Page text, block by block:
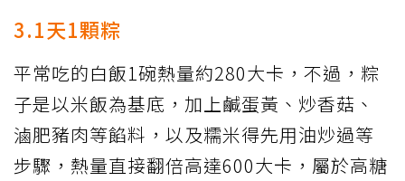
3.1天1顆粽
平常吃的白飯1碗熱量約280大卡，不過，粽
子是以米飯為基底，加上鹹蛋黃、炒香菇、
滷肥豬肉等餡料，以及糯米得先用油炒過等
步驟，熱量直接翻倍高達600大卡，屬於高糖